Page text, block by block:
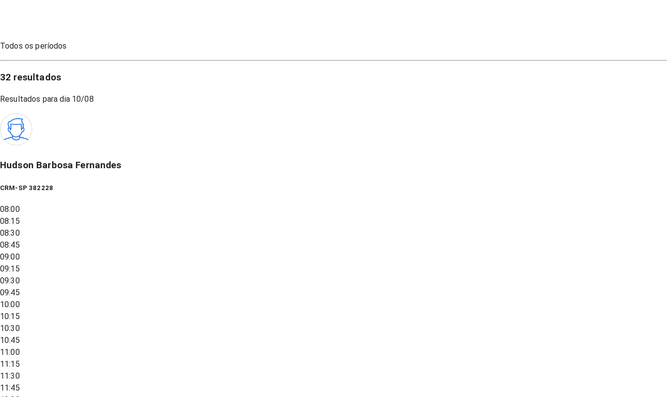
Todos os períodos
32 resultados
Resultados para dia 10/08
Hudson Barbosa Fernandes
CRM-SP 382228
08:00
08:15
08:30
08:45
09:00
09:15
09:30
09:45
10:00
10:15
10:30
10:45
11:00
11:15
11:30
11:45